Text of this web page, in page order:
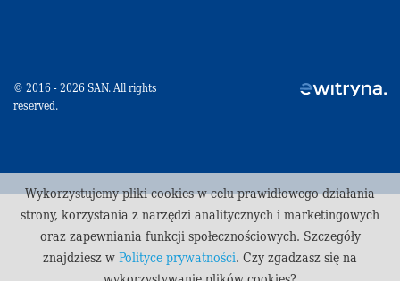
© 2016 - 2026 SAN. All rights
reserved.
Wykorzystujemy pliki cookies w celu prawidłowego działania
strony, korzystania z narzędzi analitycznych i marketingowych
oraz zapewniania funkcji społecznościowych. Szczegóły
znajdziesz wPolityce prywatności. Czy zgadzasz się na